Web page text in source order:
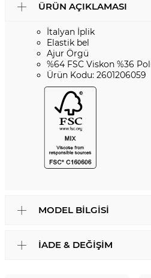
ÜRÜN AÇIKLAMASI
İtalyan İplik
Elastik bel
Ajur Örgü
%64 FSC Viskon %36
Ürün Kodu: 2601206059
MODEL BILGISI
İADE & DEĞIŞIM